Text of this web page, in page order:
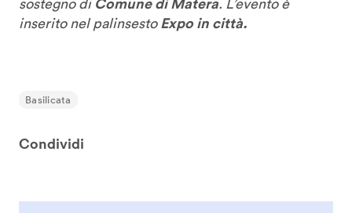
inserito nel palinsestoExpo in città.
Basilicata
Condividi